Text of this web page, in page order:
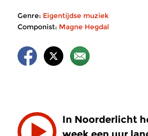
Genre: Eigentijdse muziek
Componist: Magne Hegdal
In Noorderlicht